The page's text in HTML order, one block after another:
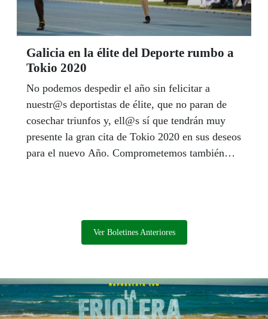
Galicia en la élite del Deporte rumbo a
Tokio 2020
No podemos despedir el año sin felicitar a
nuestr@s deportistas de élite, que no paran de
cosechar triunfos y, ell@s sí que tendrán muy
presente la gran cita de Tokio 2020 en sus deseos
para el nuevo Año. Comprometemos también
Ver Boletines Anteriores